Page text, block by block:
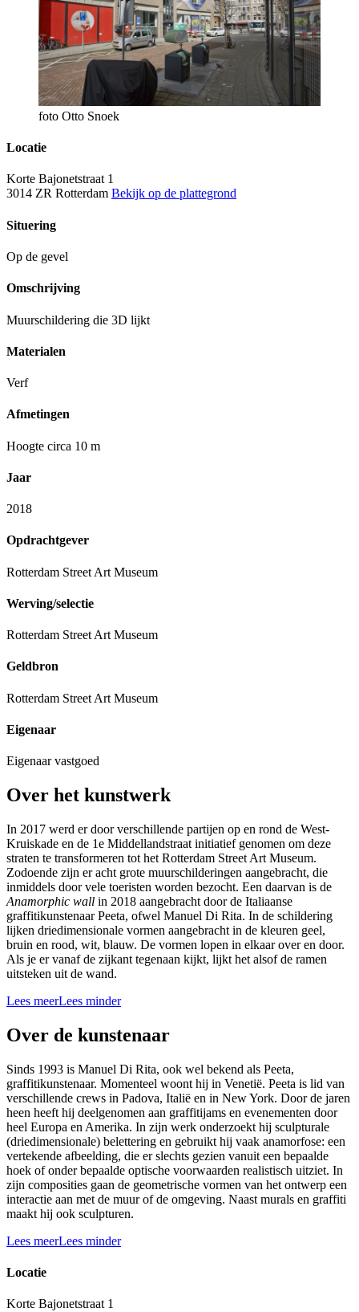
foto Otto Snoek
Locatie
Korte Bajonetstraat 1
3014 ZR Rotterdam Bekijk op de plattegrond
Situering
Op de gevel
Omschrijving
Muurschildering die 3D lijkt
Materialen
Verf
Afmetingen
Hoogte circa 10 m
Jaar
2018
Opdrachtgever
Rotterdam Street Art Museum
Werving/selectie
Rotterdam Street Art Museum
Geldbron
Rotterdam Street Art Museum
Eigenaar
Eigenaar vastgoed
Over het kunstwerk
In 2017 werd er door verschillende partijen op en rond de West-
Kruiskade en de 1e Middellandstraat initiatief genomen om deze
straten te transformeren tot het Rotterdam Street Art Museum.
Zodoende zijn er acht grote muurschilderingen aangebracht, die
inmiddels door vele toeristen worden bezocht. Een daarvan is de
Anamorphic wall in 2018 aangebracht door de Italiaanse
graffitikunstenaar Peeta, ofwel Manuel Di Rita. In de schildering
lijken driedimensionale vormen aangebracht in de kleuren geel,
bruin en rood, wit, blauw. De vormen lopen in elkaar over en door.
Als je er vanaf de zijkant tegenaan kijkt, lijkt het alsof de ramen
uitsteken uit de wand.
Lees meerLees minder
Over de kunstenaar
Sinds 1993 is Manuel Di Rita, ook wel bekend als Peeta,
graffitikunstenaar. Momenteel woont hij in Venetië. Peeta is lid van
verschillende crews in Padova, Italië en in New York. Door de jaren
heen heeft hij deelgenomen aan graffitijams en evenementen door
heel Europa en Amerika. In zijn werk onderzoekt hij sculpturale
(driedimensionale) belettering en gebruikt hij vaak anamorfose: een
vertekende afbeelding, die er slechts gezien vanuit een bepaalde
hoek of onder bepaalde optische voorwaarden realistisch uitziet. In
zijn composities gaan de geometrische vormen van het ontwerp een
interactie aan met de muur of de omgeving. Naast murals en graffiti
maakt hij ook sculpturen.
Lees meerLees minder
Locatie
Korte Bajonetstraat 1